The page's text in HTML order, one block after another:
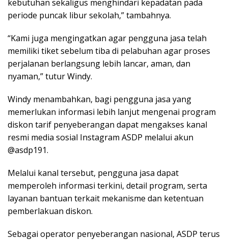
kebutuhan sekaligus menghindari kepadatan pada
periode puncak libur sekolah,” tambahnya.
“Kami juga mengingatkan agar pengguna jasa telah
memiliki tiket sebelum tiba di pelabuhan agar proses
perjalanan berlangsung lebih lancar, aman, dan
nyaman,” tutur Windy.
Windy menambahkan, bagi pengguna jasa yang
memerlukan informasi lebih lanjut mengenai program
diskon tarif penyeberangan dapat mengakses kanal
resmi media sosial Instagram ASDP melalui akun
@asdp191.
Melalui kanal tersebut, pengguna jasa dapat
memperoleh informasi terkini, detail program, serta
layanan bantuan terkait mekanisme dan ketentuan
pemberlakuan diskon.
Sebagai operator penyeberangan nasional, ASDP terus